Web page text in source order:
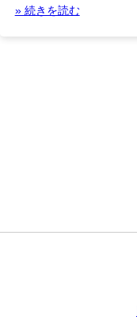
» 続きを読む